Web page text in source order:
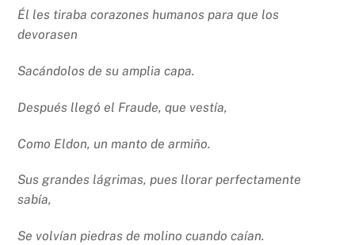
Él les tiraba corazones humanos para que los
devorasen
Sacándolos de su amplia capa.
Después llegó el Fraude, que vestía,
Como Eldon, un manto de armiño.
Sus grandes lágrimas, pues llorar perfectamente
sabía,
Se volvían piedras de molino cuando caían.